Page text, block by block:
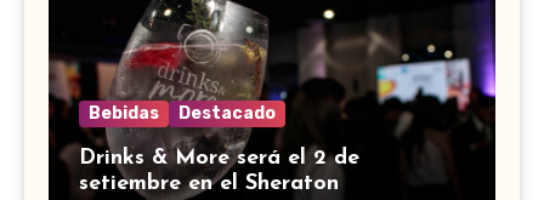
Bebidas Destacado
Drinks & More será el 2 de
setiembre en el Sheraton